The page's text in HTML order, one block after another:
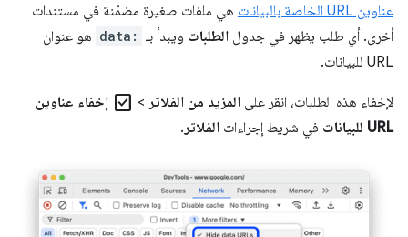
عناوين URL الخاصة بالبيانات
هي ملفات صغيرة مضمّنة في مستندات
أخرى. أي طلب يظهر في جدول الطلبات ويبدأ بـ data: هو عنوان
URL للبيانات.
لإخفاء هذه الطلبات، انقر على المزيد من الفلاتر >
check_box إخفاء عناوين
URL للبيانات
في شريط إجراءات الفلاتر .